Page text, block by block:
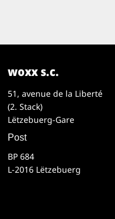
woxx s.c.
51, avenue de la Liberté
(2. Stack)
Lëtzebuerg-Gare
Post
BP 684
L-2016 Lëtzebuerg